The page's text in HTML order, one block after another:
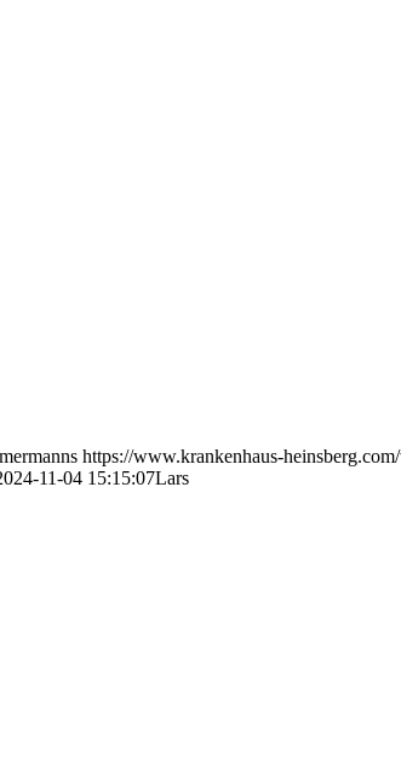
https://www.krankenhaus-
11-04 15:15:07Lars